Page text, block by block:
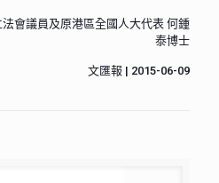
會議員及原港區全國人大代表 何鍾
泰博士
文匯報 | 2015-06-09